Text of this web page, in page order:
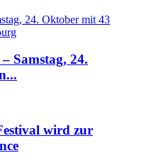
Samstag, 24.
wird zur